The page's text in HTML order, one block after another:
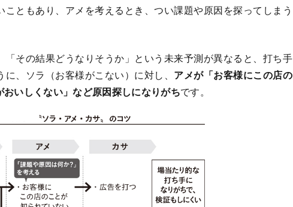
ともあり、アメを考えるとき、つい課題や原因を探ってしまう
その結果どうなりそうか」という未来予測が異なると、打ち手
、ソラ（お客様がこない）に対し、 アメが「お客様にこの店の
いしくない」など原因探しになりがちです。